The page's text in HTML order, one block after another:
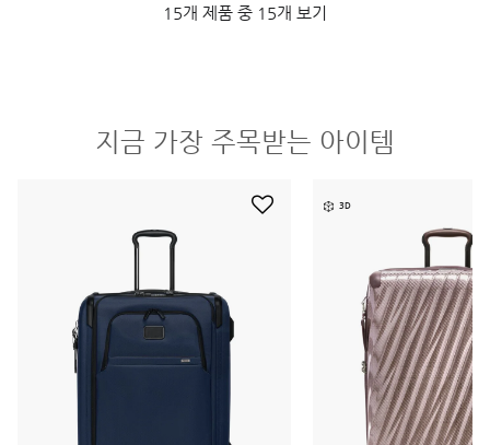
15개 제품 중 15개 보기
지금 가장 주목받는 아이템
3D